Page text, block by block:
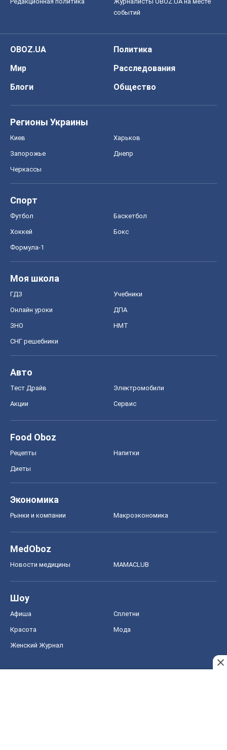
событий
OBOZ.UA
Политика
Мир
Расследования
Блоги
Общество
Регионы Украины
Киев Харьков
Запорожье Днепр
Черкассы
Спорт
Футбол Баскетбол
Хоккей Бокс
Формула-1
Моя школа
ГДЗ Учебники
Онлайн уроки ДПА
ЗНО НМТ
СНГ решебники
Авто
Тест Драйв Электромобили
Акции Сервис
Food Oboz
Рецепты Напитки
Диеты
Экономика
Рынки и компании Mакроэкономика
MedOboz
Новости медицины MAMACLUB
Шоу
Афиша Сплетни
Красота Мода
Женский Журнал